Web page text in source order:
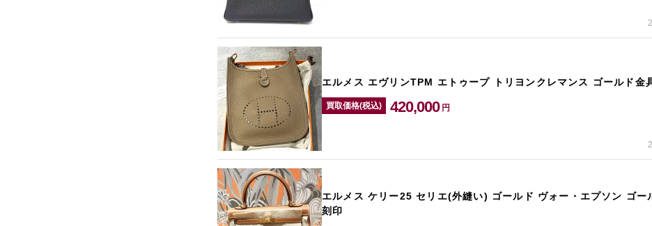
エルメス エヴリンTPM エトゥープ トリヨンクレマンス ゴールド金
買取価格(税込) 420,000 円
エルメス ケリー25 セリエ(外縫い) ゴールド ヴォー・エプソン ゴー
刻印